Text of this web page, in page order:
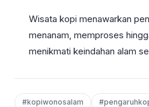
Wisata kopi menawarkan
menanam, memproses
menikmati keindahan alam
#kopiwonosalam